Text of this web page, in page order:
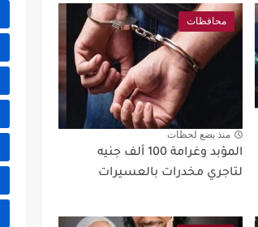
محافظات
منذ بضع لحظات
المؤبد وغرامة 100 ألف جنيه
لتاجري مخدرات بالعسيرات